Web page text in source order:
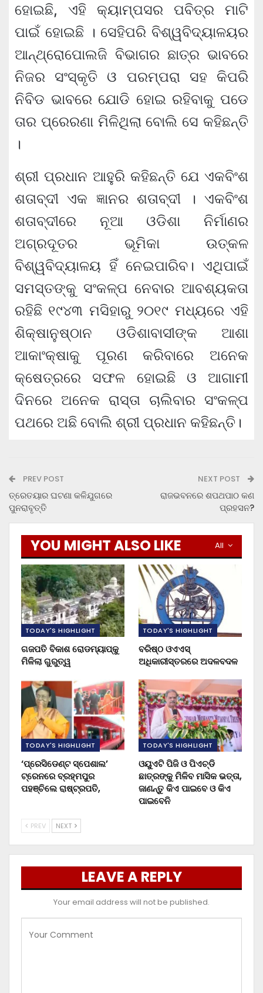
ହୋଇଛି, ଏହି କ୍ୟାମ୍ପସର ପବିତ୍ର ମାଟି
ପାଇଁ ହୋଇଛି । ସେହିପରି ବିଶ୍ୱବିଦ୍ୟାଳୟର
ଆନ୍ଥ୍ରୋପୋଲଜି ବିଭାଗର ଛାତ୍ର ଭାବରେ
ନିଜର ସଂସ୍କୃତି ଓ ପରମ୍ପରା ସହ କିପରି
ନିବିଡ ଭାବରେ ଯୋଡି ହୋଇ ରହିବାକୁ ପଡେ
ତାର ପ୍ରେରଣା ମିଳିଥିଲା ବୋଲି ସେ କହିଛନ୍ତି
।
ଶ୍ରୀ ପ୍ରଧାନ ଆହୁରି କହିଛନ୍ତି ଯେ ଏକବିଂଶ
ଶତାବ୍ଦୀ ଏକ ଜ୍ଞାନର ଶତାବ୍ଦୀ । ଏକବିଂଶ
ଶତାବ୍ଦୀରେ ନୂଆ ଓଡିଶା ନିର୍ମାଣର
ଅଗ୍ରଦୂତର ଭୂମିକା ଉତ୍କଳ
ବିଶ୍ୱବିଦ୍ୟାଳୟ ହିଁ ନେଇପାରିବ। ଏଥିପାଇଁ
ସମସ୍ତଙ୍କୁ ସଂକଳ୍ପ ନେବାର ଆବଶ୍ୟକତା
ରହିଛି ୧୯୪୩ ମସିହାରୁ ୨୦୧୯ ମଧ୍ୟରେ ଏହି
ଶିକ୍ଷାନୁଷ୍ଠାନ ଓଡିଶାବାସୀଙ୍କ ଆଶା
ଆକାଂକ୍ଷାକୁ ପୂରଣ କରିବାରେ ଅନେକ
କ୍ଷେତ୍ରରେ ସଫଳ ହୋଇଛି ଓ ଆଗାମୀ
ଦିନରେ ଅନେକ ରାସ୍ତା ଚାଲିବାର ସଂକଳ୍ପ
ପଥରେ ଅଛି ବୋଲି ଶ୍ରୀ ପ୍ରଧାନ କହିଛନ୍ତି।
PREV POST
ତ୍ରେତୟାର ଘଟଣା କଳିଯୁଗରେ
ପୁନରାବୃତ୍ତି
NEXT POST
ରାଜଭବନରେ ଶପଥପାଠ କଣ
ପ୍ରହସନ?
All
YOU MIGHT ALSO LIKE
TODAY'S HIGHLIGHT
ଗଜପତି ବିକାଶ ରୋଡମ୍ୟାପ୍‌କୁ
ମିଳିଲା ଗୁରୁତ୍ୱ
TODAY'S HIGHLIGHT
ବରିଷ୍ଠ ଓଏଏସ୍‌
ଅଧିକାରୀସ୍ତରରେ ଅଦଳବଦଳ
TODAY'S HIGHLIGHT
‘ପ୍ରେସିଡେଣ୍ଟ ସ୍ପେଶାଲ’
ଟ୍ରେନରେ ବ୍ରହ୍ମପୁର
ପହଞ୍ଚିଲେ ରାଷ୍ଟ୍ରପତି,
TODAY'S HIGHLIGHT
ଓୟୁଏଟି ପିଜି ଓ ପିଏଚ୍‌ଡି
ଛାତ୍ରଙ୍କୁ ମିଳିବ ମାସିକ ଭତ୍ତା,
ଜାଣନ୍ତୁ କିଏ ପାଇବେ ଓ କିଏ
ପାଇବେନି
PREV NEXT
LEAVE A REPLY
Your email address will not be published.